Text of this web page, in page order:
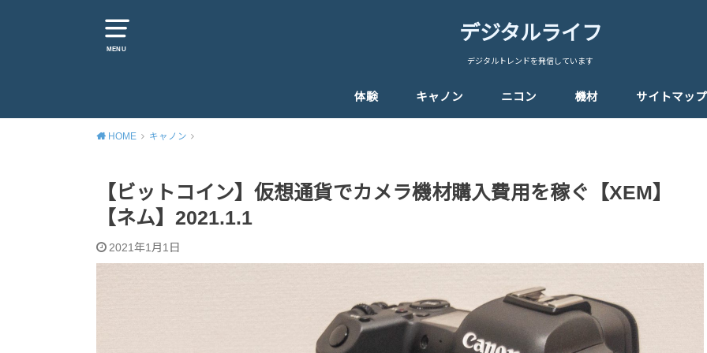
MENU
デジタルライフ
デジタルトレンドを発信しています
体験 キャノン ニコン 機材 サイトマップ
HOME キャノン
【ビットコイン】仮想通貨でカメラ機材購入費用を稼ぐ【XEM】
【ネム】2021.1.1
2021年1月1日